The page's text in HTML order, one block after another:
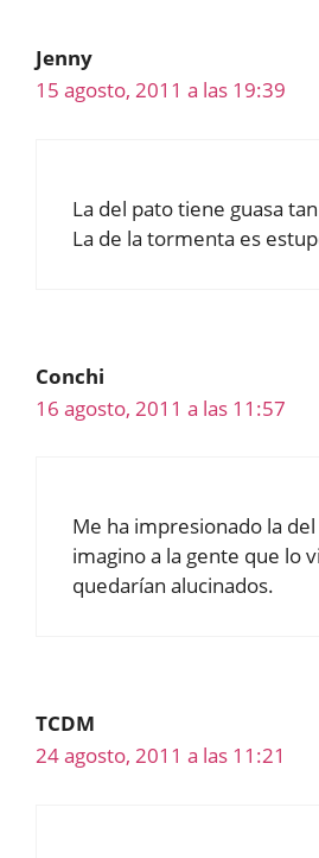
Jenny
15 agosto, 2011 a las 19:39
La del pato tiene guasa
La de la tormenta es
Conchi
16 agosto, 2011 a las 11:57
Me ha impresionado la
imagino a la gente que lo
quedarían alucinados.
TCDM
24 agosto, 2011 a las 11:21